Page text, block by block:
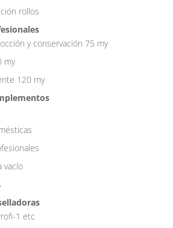
rollos
y conservación 75 my
my
120 my
vacío
1 etc